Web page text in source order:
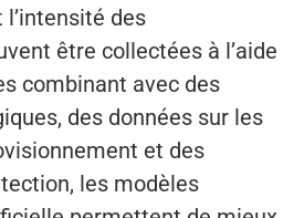
des
être collectées à l’aide
combinant avec des
des données sur les
et des
les modèles